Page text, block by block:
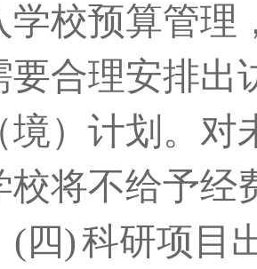
学校预算管理
要合理安排出
境）计划。
校将不给予经
(四)科研项目